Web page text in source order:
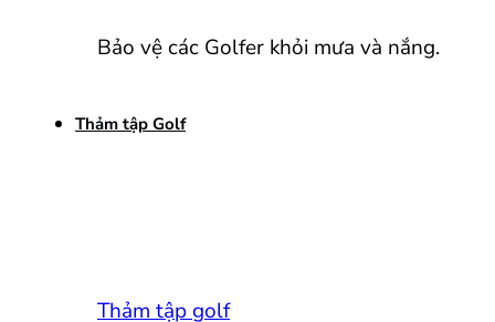
Bảo vệ các Golfer khỏi mưa và nắng.
Thảm tập Golf
Thảm tập golf